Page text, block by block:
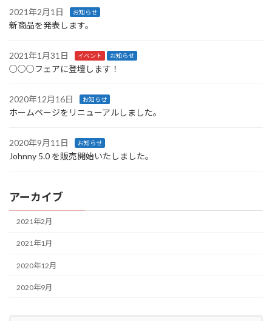
2021年2月1日 お知らせ
新商品を発表します。
2021年1月31日 イベント お知らせ
○○○フェアに登壇します！
2020年12月16日 お知らせ
ホームページをリニューアルしました。
2020年9月11日 お知らせ
Johnny 5.0 を販売開始いたしました。
アーカイブ
2021年2月
2021年1月
2020年12月
2020年9月